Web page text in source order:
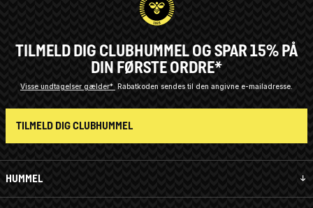
HUMMEL
TILMELD DIG CLUBHUMMEL OG SPAR 15% PÅ
DIN FØRSTE ORDRE*
Visse undtagelser gælder* Rabatkoden sendes til den angivne e-mailadresse.
TILMELD DIG CLUBHUMMEL